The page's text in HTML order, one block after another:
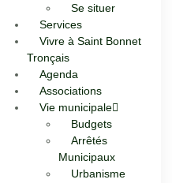
Se situer
Services
Vivre à Saint Bonnet
Tronçais
Agenda
Associations
Vie municipale
Budgets
Arrêtés
Municipaux
Urbanisme